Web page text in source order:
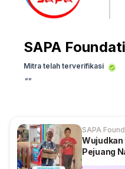
SAPA
Mitra telah terverifikasi
""
SAPA
Pejuang